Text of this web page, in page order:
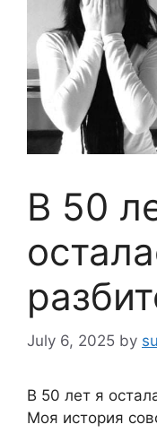
В 50
July 6, 2025 by
В 50 лет я
Моя история